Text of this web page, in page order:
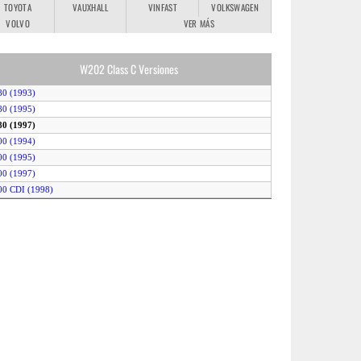
TOYOTA
VAUXHALL VINFAST
VOLKSWAGEN
VOLVO
VER MÁS
W202 Class C Versiones
(1993)
(1995)
(1997)
(1994)
(1995)
(1997)
CDI (1998)